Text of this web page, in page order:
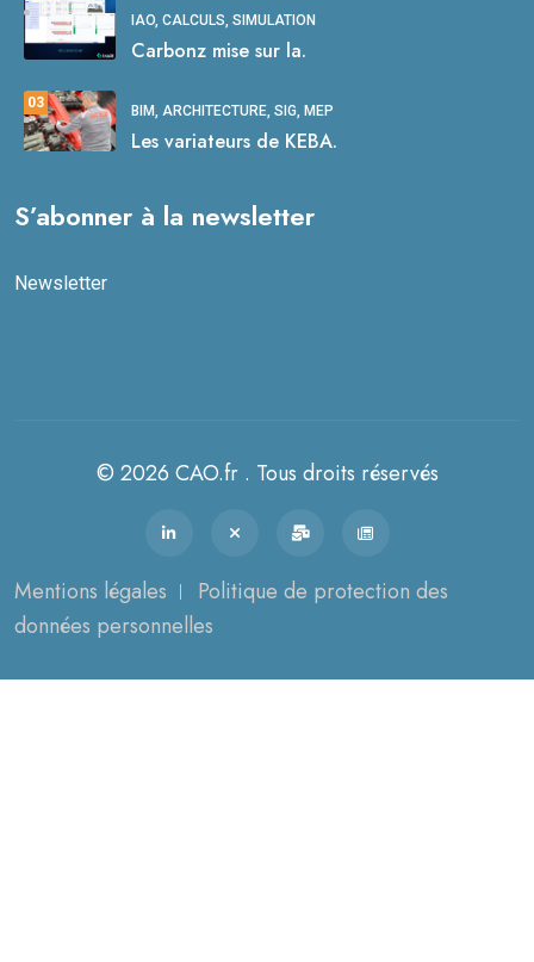
IAO, CALCULS, SIMULATION
Carbonz mise sur la.
03 BIM, ARCHITECTURE, SIG, MEP
Les variateurs de KEBA.
S’abonner à la newsletter
Newsletter
© 2026 CAO.fr . Tous droits réservés
Mentions légales
Politique de protection des
données personnelles